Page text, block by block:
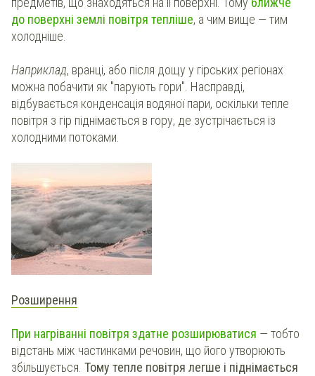
до поверхні землі повітря тепліше, а чим вище — тим
холодніше.
Наприклад, вранці, або після дощу у гірських регіонах
можна побачити як "парують гори". Насправді,
відбувається конденсація водяної пари, оскільки тепле
повітря з гір піднімається в гору, де зустрічається із
холодними потоками.
Розширення
При нагріванні повітря здатне розширюватися — тобто
відстань між частинками речовин, що його утворюють
збільшується. Тому тепле повітря легше і піднімається